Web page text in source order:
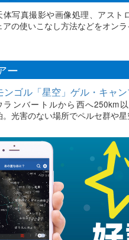
体写真撮影や画像処理、アスト
アの使いこなし方法などをオン
ー
ンゴル「星空」ゲル・キャ
ランバートルから西へ250km
。光害のない場所でペルセ群や